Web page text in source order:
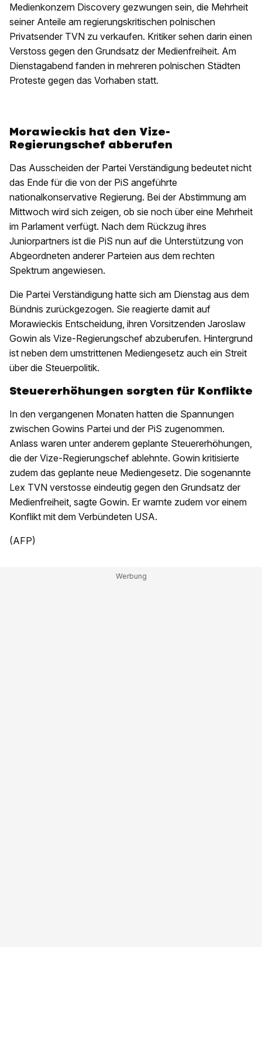
Medienkonzern Discovery gezwungen sein, die Mehrheit
seiner Anteile am regierungskritischen polnischen
Privatsender TVN zu verkaufen. Kritiker sehen darin einen
Verstoss gegen den Grundsatz der Medienfreiheit. Am
Dienstagabend fanden in mehreren polnischen Städten
Proteste gegen das Vorhaben statt.
Morawieckis hat den Vize-
Regierungschef abberufen
Das Ausscheiden der Partei Verständigung bedeutet nicht
das Ende für die von der PiS angeführte
nationalkonservative Regierung. Bei der Abstimmung am
Mittwoch wird sich zeigen, ob sie noch über eine Mehrheit
im Parlament verfügt. Nach dem Rückzug ihres
Juniorpartners ist die PiS nun auf die Unterstützung von
Abgeordneten anderer Parteien aus dem rechten
Spektrum angewiesen.
Die Partei Verständigung hatte sich am Dienstag aus dem
Bündnis zurückgezogen. Sie reagierte damit auf
Morawieckis Entscheidung, ihren Vorsitzenden Jaroslaw
Gowin als Vize-Regierungschef abzuberufen. Hintergrund
ist neben dem umstrittenen Mediengesetz auch ein Streit
über die Steuerpolitik.
Steuererhöhungen sorgten für Konflikte
In den vergangenen Monaten hatten die Spannungen
zwischen Gowins Partei und der PiS zugenommen.
Anlass waren unter anderem geplante Steuererhöhungen,
die der Vize-Regierungschef ablehnte. Gowin kritisierte
zudem das geplante neue Mediengesetz. Die sogenannte
Lex TVN verstosse eindeutig gegen den Grundsatz der
Medienfreiheit, sagte Gowin. Er warnte zudem vor einem
Konflikt mit dem Verbündeten USA.
(AFP)